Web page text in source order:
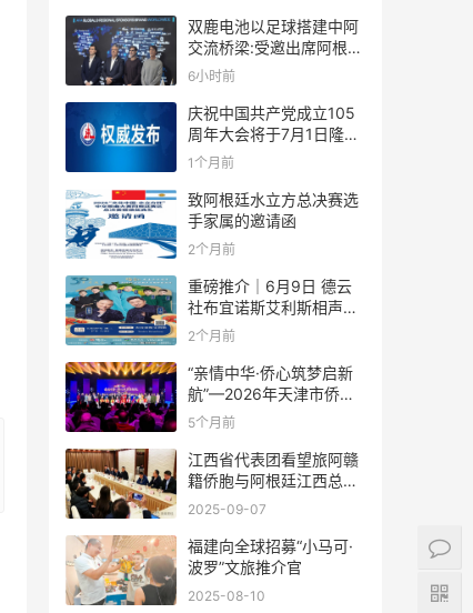
双鹿电池以足球搭建中阿
交流桥梁:受邀出席阿根廷
足协赞助商招待会！
6小时前
庆祝中国共产党成立105
周年大会将于7月1日隆重
举行
1个月前
致阿根廷水立方总决赛选
手家属的邀请函
2个月前
重磅推介｜6月9日 德云
社布宜诺斯艾利斯相声专
场！国风曲艺邂逅南美风
结！
2个月前
“亲情中华·侨心筑梦启新
航”—2026年天津市侨界
新春联谊活动成功举办
5个月前
江西省代表团看望旅阿赣
籍侨胞与阿根廷江西总商
会座谈
2025-09-07
福建向全球招募“小马可·
波罗”文旅推介官
2025-08-10